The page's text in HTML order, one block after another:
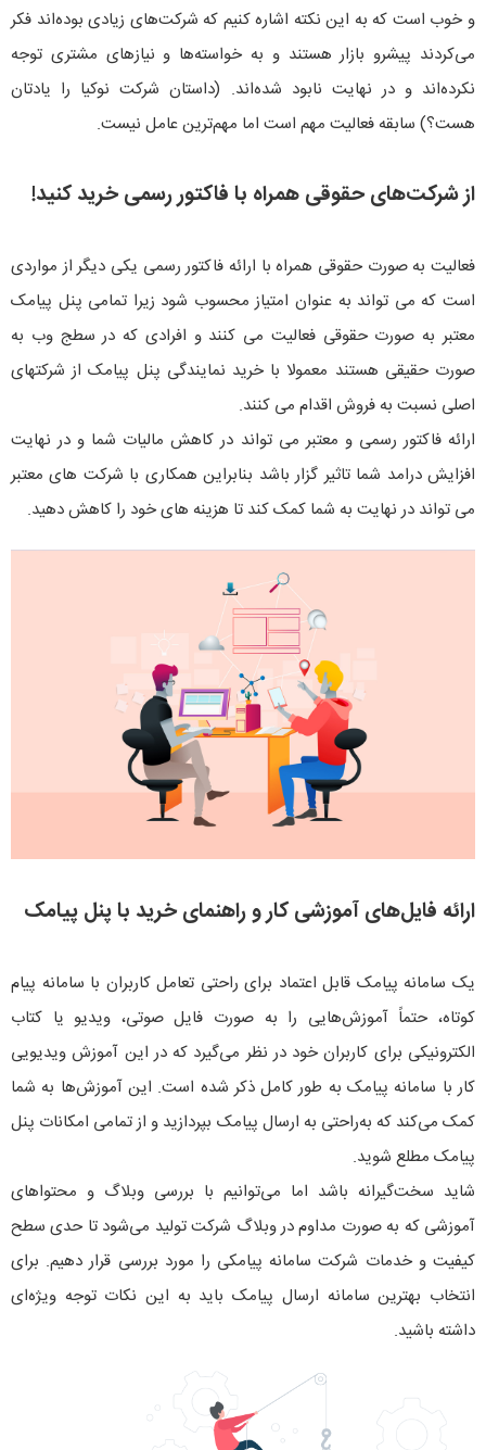
و خوب است که به این نکته اشاره کنیم که شرکت‌های زیادی بوده‌اند فکر
می‌کردند پیشرو بازار هستند و به خواسته‌ها و نیاز‌های مشتری توجه
نکرده‌اند و در نهایت نابود شده‌اند. (داستان شرکت نوکیا را یادتان
هست؟) سابقه فعالیت مهم است اما مهم‌ترین عامل نیست.
از شرکت‌های حقوقی همراه با فاکتور رسمی خرید کنید!
فعالیت به صورت حقوقی همراه با ارائه فاکتور رسمی یکی دیگر از مواردی
است که می تواند به عنوان امتیاز محسوب شود زیرا تمامی پنل پیامک
معتبر به صورت حقوقی فعالیت می کنند و افرادی که در سطج وب به
صورت حقیقی هستند معمولا با خرید نمایندگی پنل پیامک از شرکتهای
اصلی نسبت به فروش اقدام می کنند.
ارائه فاکتور رسمی و معتبر می تواند در کاهش مالیات شما و در نهایت
افزایش درامد شما تاثیر گزار باشد بنابراین همکاری با شرکت های معتبر
می تواند در نهایت به شما کمک کند تا هزینه های خود را کاهش دهید.
ارائه فایل‌های آموزشی کار و راهنمای خرید با پنل پیامک
یک سامانه پیامک قابل اعتماد برای راحتی تعامل کاربران با سامانه پیام
کوتاه، حتماً آموزش‌هایی را به صورت فایل صوتی، ویدیو یا کتاب
الکترونیکی برای کاربران خود در نظر می‌گیرد که در این آموزش‌ ویدیویی
کار با سامانه پیامک به طور کامل ذکر شده است. این آموزش‌ها به شما
کمک می‌کند که به‌راحتی به ارسال پیامک بپردازید و از تمامی امکانات پنل
پیامک مطلع شوید.
شاید سخت‌گیرانه باشد اما می‌توانیم با بررسی وبلاگ و محتواهای
آموزشی که به صورت مداوم در وبلاگ شرکت تولید می‌شود تا حدی سطح
کیفیت و خدمات شرکت سامانه پیامکی را مورد بررسی قرار دهیم. برای
انتخاب بهترین سامانه ارسال پیامک باید به این نکات توجه ویژه‌ای
داشته باشید.